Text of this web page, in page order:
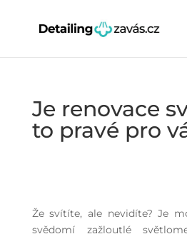
Je renovace
to pravé pro
Že svítíte, ale nevidíte? Je
svědomí zažloutlé